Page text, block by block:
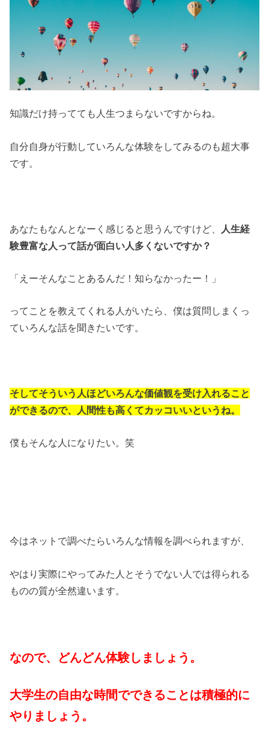
知識だけ持ってても人生つまらないですからね。
自分自身が行動していろんな体験をしてみるのも超大事
です。
あなたもなんとなーく感じると思うんですけど、
人生経
験豊富な人って話が面白い人多くないですか？
「えーそんなことあるんだ！知らなかったー！」
ってことを教えてくれる人がいたら、僕は質問しまくっ
ていろんな話を聞きたいです。
そしてそういう人ほどいろんな価値観を受け入れること
ができるので、人間性も高くてカッコいいというね。
僕もそんな人になりたい。笑
今はネットで調べたらいろんな情報を調べられますが、
やはり実際にやってみた人とそうでない人では得られる
ものの質が全然違います。
なので、どんどん体験しましょう。
大学生の自由な時間でできることは積極的に
やりましょう。